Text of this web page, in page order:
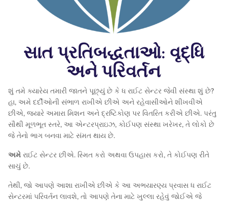
સાત પ્રતિબદ્ધતાઓ: વૃદ્ધિ
અને પરિવર્તન
શું તમે ક્યારેય તમારી જાતને પૂછ્યું છે કે ધ રાઈટ સેન્ટર જેવી સંસ્થા શું છે?
હા, અમે દર્દીઓની સંભાળ રાખીએ છીએ અને રહેવાસીઓને શીખવીએ
છીએ, જ્યારે અમારા મિશન અને દ્રષ્ટિકોણ પર વિતરિત કરીએ છીએ. પરંતુ
સૌથી મૂળભૂત સ્તરે, આ એન્ટરપ્રાઇઝ, કોઈપણ સંસ્થા ખરેખર, તે લોકો છે
જે તેનો ભાગ બનવા માટે સંમત થાય છે.
અમે રાઈટ સેન્ટર છીએ. સ્મિત કરો અથવા ઉપહાસ કરો, તે કોઈપણ રીતે
સાચું છે.
તેથી, જો આપણે આશા રાખીએ છીએ કે આ અભયારણ્ય પ્રવાસ ધ રાઈટ
સેન્ટરમાં પરિવર્તન લાવશે, તો આપણે તેના માટે ખુલ્લા રહેવું જોઈએ જે